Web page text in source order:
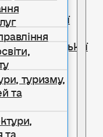
туризму,
та
та